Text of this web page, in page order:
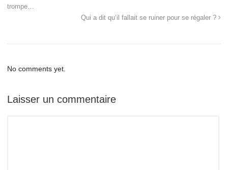
trompe…
Qui a dit qu’il fallait se ruiner pour se régaler ?
No comments yet.
Laisser un commentaire